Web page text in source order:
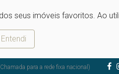
seus imóveis favoritos. Ao
Entendi
para a rede fixa nacional)